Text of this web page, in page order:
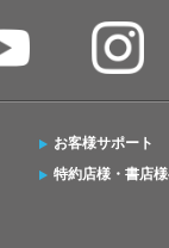
お客様サポート
特約店様・書店